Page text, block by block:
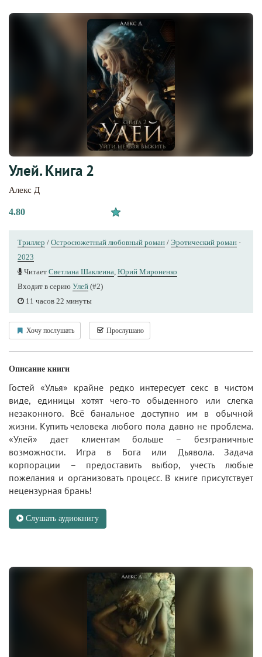
Улей. Книга 2
Алекс Д
4.80
Триллер / Остросюжетный любовный роман / Эротический роман ·
2023
Читает Светлана Шаклеина Юрий Мироненко
Входит в серию Улей (#2)
11 часов 22 минуты
Хочу послушать Прослушано
Описание книги
Гостей «Улья» крайне редко интересует секс в чистом
виде, единицы хотят чего-то обыденного или слегка
незаконного. Всё банальное доступно им в обычной
жизни. Купить человека любого пола давно не проблема.
«Улей» дает клиентам больше – безграничные
возможности. Игра в Бога или Дьявола. Задача
корпорации – предоставить выбор, учесть любые
пожелания и организовать процесс. В книге присутствует
нецензурная брань!
Слушать аудиокнигу